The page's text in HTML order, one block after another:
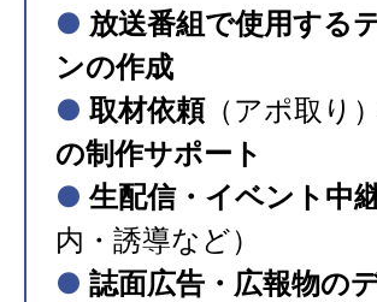
● 放送番組で使用する
ンの作成
● 取材依頼（アポ取り）
の制作サポート
● 生配信・イベント中
内・誘導など）
● 誌面広告・広報物の